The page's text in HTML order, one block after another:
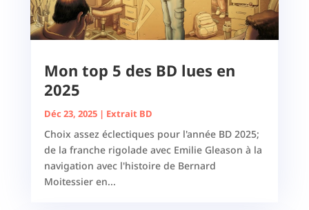
Mon top 5 des BD lues en
2025
Déc 23, 2025| Extrait BD
Choix assez éclectiques pour l'année BD 2025;
de la franche rigolade avec Emilie Gleason à la
navigation avec l'histoire de Bernard
Moitessier en...